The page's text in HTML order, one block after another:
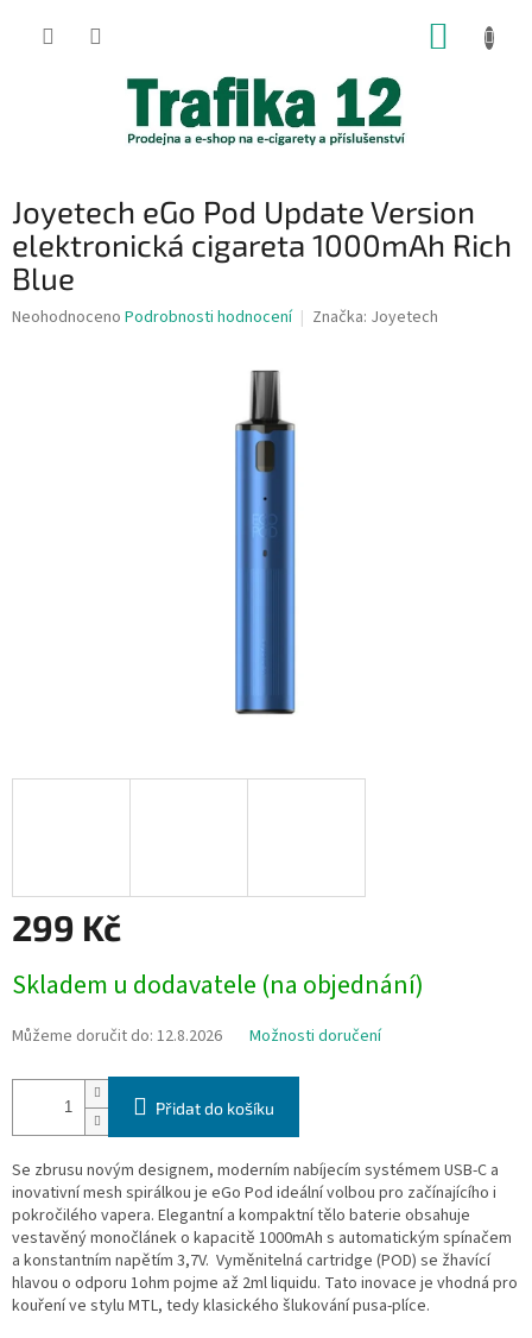
Joyetech eGo Pod Update Version
elektronická cigareta 1000mAh Rich
Blue
Průměrné
Neohodnoceno Podrobnosti hodnocení Značka: Joyetech
299 Kč
cena:
Skladem u dodavatele (na objednání)
Můžeme doručit do: 12.8.2026 Možnosti doručení
Přidat do košíku
Se zbrusu novým designem, moderním nabíjecím systémem USB-C a
inovativní mesh spirálkou je eGo Pod ideální volbou pro začínajícího i
pokročilého vapera. Elegantní a kompaktní tělo baterie obsahuje
vestavěný monočlánek o kapacitě 1000mAh s automatickým spínačem
a konstantním napětím 3,7V. Vyměnitelná cartridge (POD) se žhavící
hlavou o odporu 1ohm pojme až 2ml liquidu. Tato inovace je vhodná pro
kouření ve stylu MTL, tedy klasického šlukování pusa-plíce.